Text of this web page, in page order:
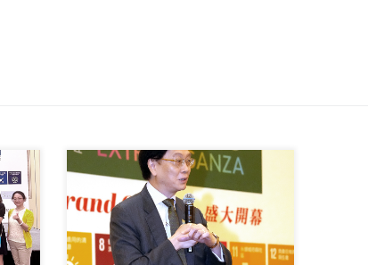
5月14日至17日， […]